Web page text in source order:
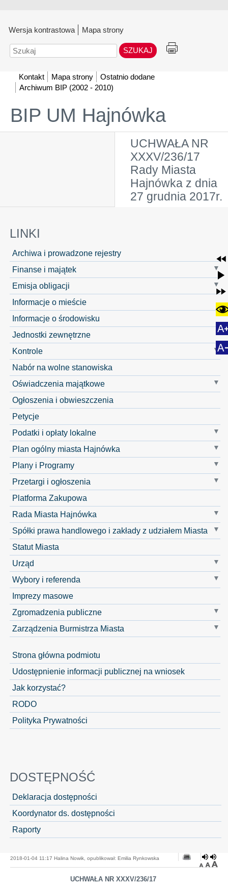
Wersja kontrastowa Mapa strony
Szukaj
Kontakt Mapa strony
Ostatnio dodane
Archiwum BIP (2002 - 2010)
BIP UM Hajnówka
UCHWAŁA NR
XXXV/236/17
Rady Miasta
Hajnówka z dnia
27 grudnia 2017r.
LINKI
Archiwa i prowadzone rejestry
Finanse i majątek
Emisja obligacji
Informacje o mieście
Informacje o środowisku
Jednostki zewnętrzne
Kontrole
Nabór na wolne stanowiska
Oświadczenia majątkowe
Ogłoszenia i obwieszczenia
Petycje
Podatki i opłaty lokalne
Plan ogólny miasta Hajnówka
Plany i Programy
Przetargi i ogłoszenia
Platforma Zakupowa
Rada Miasta Hajnówka
Spółki prawa handlowego i zakłady z udziałem Miasta
Statut Miasta
Urząd
Wybory i referenda
Imprezy masowe
Zgromadzenia publiczne
Zarządzenia Burmistrza Miasta
Strona główna podmiotu
Udostępnienie informacji publicznej na wniosek
Jak korzystać?
RODO
Polityka Prywatności
DOSTĘPNOŚĆ
Deklaracja dostępności
Koordynator ds. dostępności
Raporty
2018-01-04 11:17 Halina Nowik, opublikował: Emilia Rynkowska
UCHWAŁA NR XXXV/236/17